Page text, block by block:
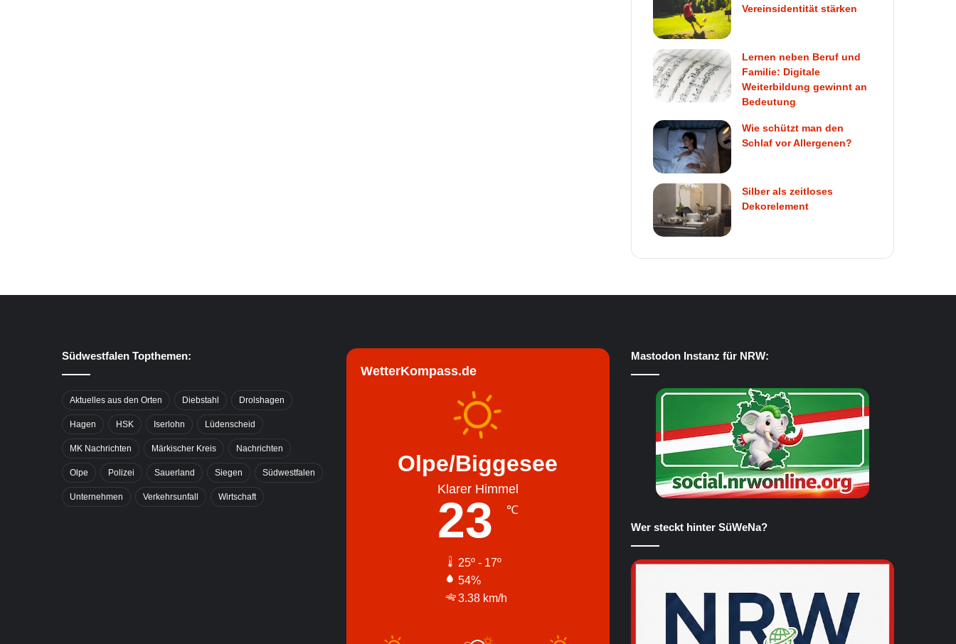
Vereinsidentität stärken
Lernen neben Beruf und
Familie: Digitale
Weiterbildung gewinnt an
Bedeutung
Wie schützt man den
Schlaf vor Allergenen?
Silber als zeitloses
Dekorelement
Südwestfalen Topthemen:
Aktuelles aus den Orten Diebstahl Drolshagen
Hagen HSK Iserlohn Lüdenscheid
MK Nachrichten Märkischer Kreis Nachrichten
Olpe Polizei Sauerland Siegen Südwestfalen
Unternehmen Verkehrsunfall Wirtschaft
WetterKompass.de
Olpe/Biggesee
Klarer Himmel
23 ℃
25º - 17º
54%
3.38 km/h
Mastodon Instanz für NRW:
Wer steckt hinter SüWeNa?